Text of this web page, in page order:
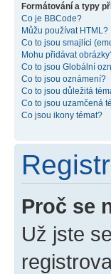
Formátování a typy
Co je BBCode?
Můžu používat HTML?
Co to jsou smajlíci
Mohu přidávat
Co to jsou Globální
Co to jsou oznámení?
Co to jsou důležitá
Co to jsou uzamčená
Co jsou ikony témat?
Proč se
Už jste